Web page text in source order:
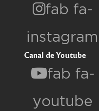
fab fa-
instagram
Canal de Youtube
fab fa-
youtube